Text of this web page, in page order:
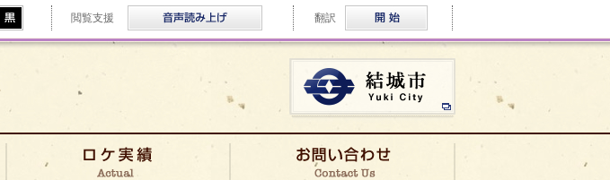
ロケーション一覧
黄 閲覧支援 ふりがな・音声読み上げ
翻訳 Multilingual